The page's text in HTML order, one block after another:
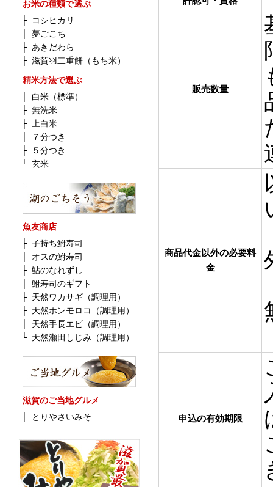
お米の種類で選ぶ
├ コシヒカリ
├ 夢ごこち
├ あきだわら
├ 滋賀羽二重餅（もち米）
精米方法で選ぶ
├ 白米（標準）
├ 無洗米
├
上白米
├
７分つき
├
５分つき
└ 玄米
魚友商店
├ 子持ち鮒寿司
├ オスの鮒寿司
├ 鮎のなれずし
├ 鮒寿司のギフト
├ 天然ワカサギ（調理用）
├ 天然ホンモロコ（調理用）
├ 天然手長エビ（調理用）
└ 天然瀬田しじみ（調理用）
滋賀のご当地グルメ
├ とりやさいみそ
販売数量
商品代金以外の必要料
金
申込の有効期限